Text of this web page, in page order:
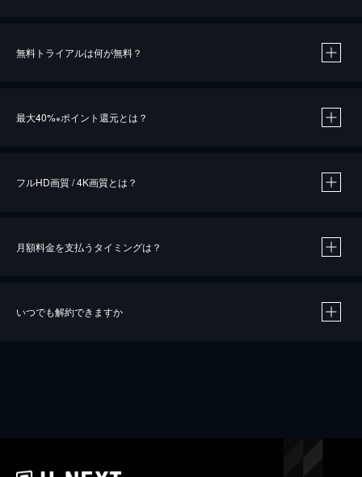
無料トライアルは何が無料？
最大40%※ポイント還元とは？
※40％ポイント還元の対象は、クレジットカード決済による作品の購入 / レンタルです。
iOSアプリのUコイン決済による作品の購入 / レンタルは、20％のポイント還元です。
フルHD画質 / 4K画質とは？
月額料金を支払うタイミングは？
いつでも解約できますか